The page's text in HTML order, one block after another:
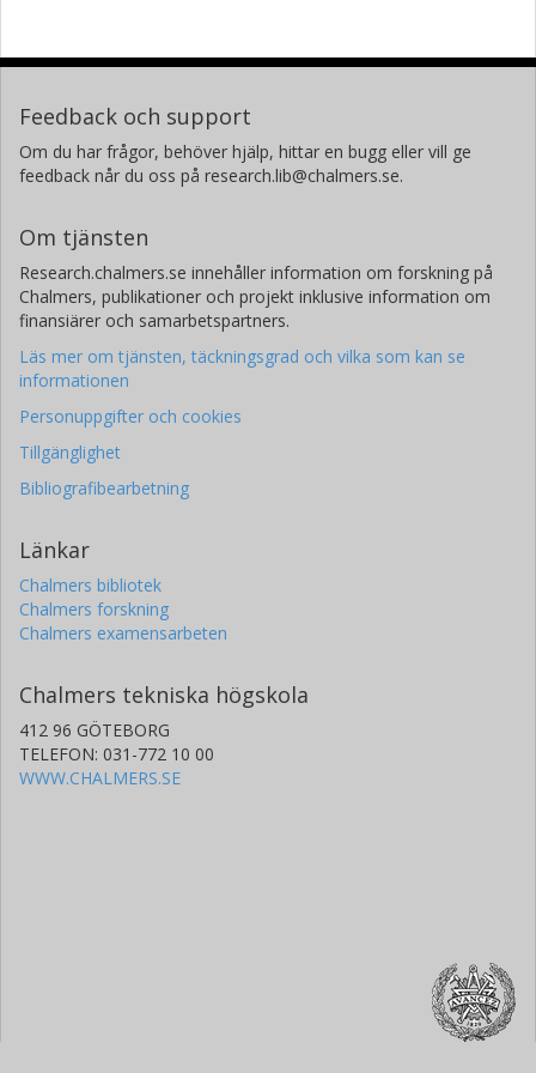
Danmarks Tekniske Universitet (DTU)
Feedback och support
Om du har frågor, behöver hjälp, hittar en bugg eller vill ge
feedback når du oss på research.lib@chalmers.se.
Om tjänsten
Research.chalmers.se innehåller information om forskning på
Chalmers, publikationer och projekt inklusive information om
finansiärer och samarbetspartners.
Läs mer om tjänsten, täckningsgrad och vilka som kan se
informationen
Personuppgifter och cookies
Tillgänglighet
Bibliografibearbetning
Länkar
Chalmers bibliotek
Chalmers forskning
Chalmers examensarbeten
Chalmers tekniska högskola
412 96 GÖTEBORG
TELEFON: 031-772 10 00
WWW.CHALMERS.SE